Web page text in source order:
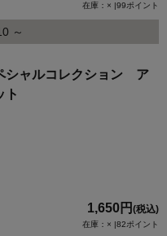
在庫：× |99ポイント
～
シャルコレクション ア
ト
1,650円 (税込)
在庫：× |82ポイント